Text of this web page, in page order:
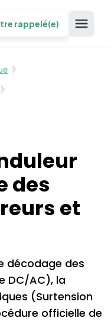
rappelé(e)
des
et
décodage des
DC/AC), la
(Surtension
officielle de